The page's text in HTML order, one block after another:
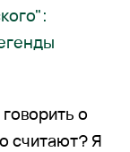
о
считают? Я